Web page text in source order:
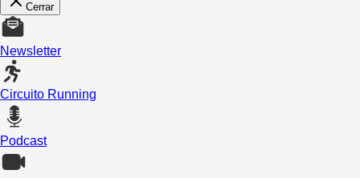
Cerrar
Newsletter
Circuito Running
Podcast